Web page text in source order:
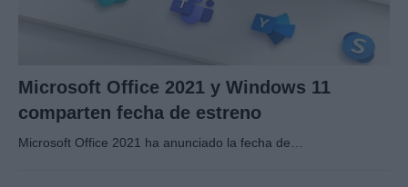
Microsoft Office 2021 y Windows 11
comparten fecha de estreno
Microsoft Office 2021 ha anunciado la fecha de…